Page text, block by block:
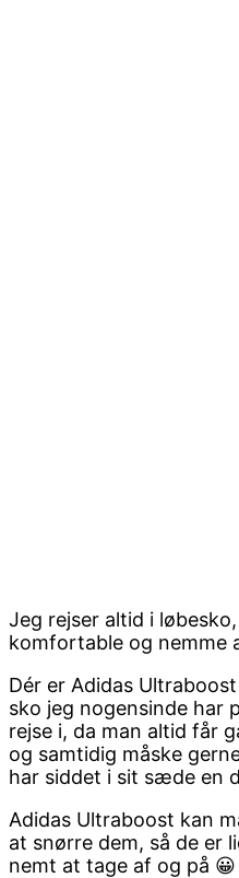
Jeg rejser altid i
komfortable og nemme
Dér er Adidas
sko jeg nogensinde har
rejse i, da man altid får
og samtidig måske
har siddet i sit sæde en
Adidas Ultraboost kan
at snørre dem, så de er
nemt at tage af og på 😀